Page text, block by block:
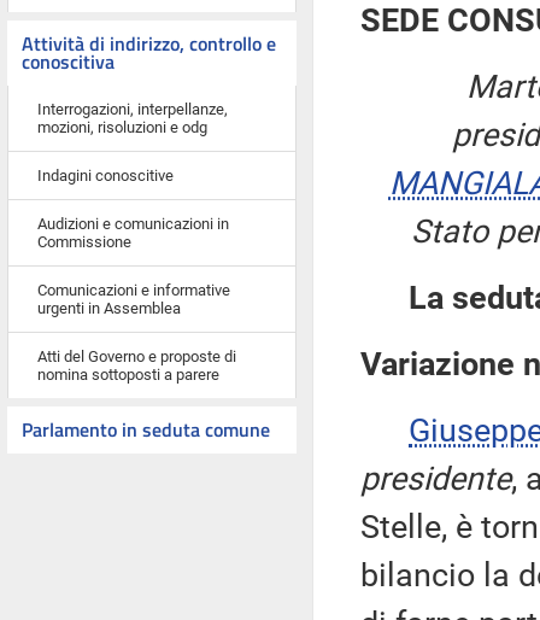
Attività di indirizzo, controllo e
conoscitiva
Interrogazioni, interpellanze,
mozioni, risoluzioni e odg
Indagini conoscitive
Audizioni e comunicazioni in
Commissione
Comunicazioni e informative
urgenti in Assemblea
Atti del Governo e proposte di
nomina sottoposti a parere
Parlamento in seduta comune
SEDE
Stato
La
Variazione
presidente,
Stelle, è
bilancio la